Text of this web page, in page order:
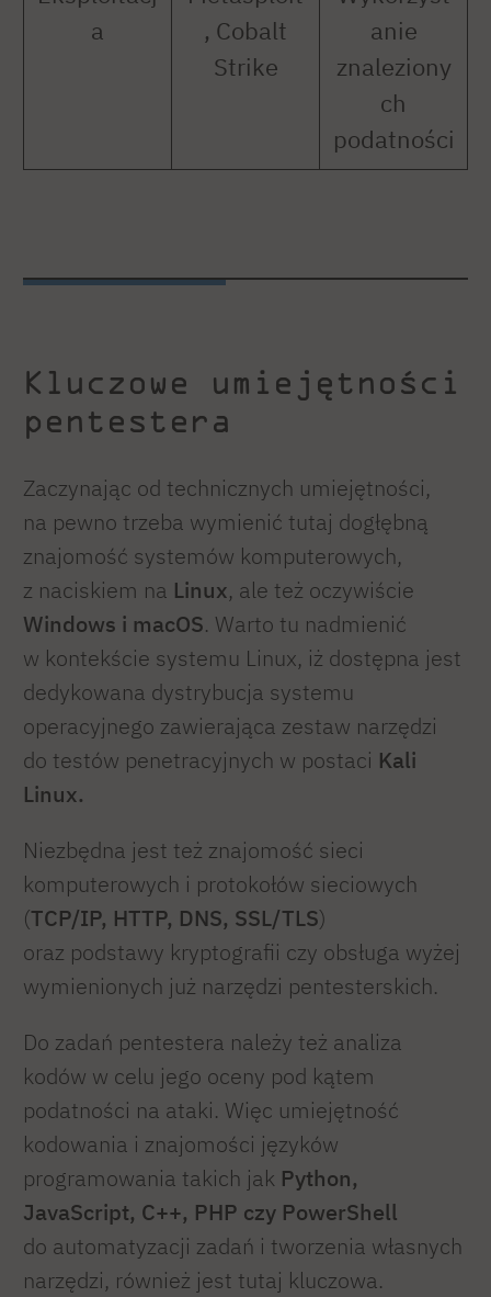
a
, Cobalt
Strike
anie
znaleziony
ch
podatności
Kluczowe umiejętności
pentestera
Zaczynając od technicznych umiejętności,
na pewno trzeba wymienić tutaj dogłębną
znajomość systemów komputerowych,
z naciskiem na Linux, ale też oczywiście
Windows i macOS. Warto tu nadmienić
w kontekście systemu Linux, iż dostępna jest
dedykowana dystrybucja systemu
operacyjnego zawierająca zestaw narzędzi
do testów penetracyjnych w postaci Kali
Linux.
Niezbędna jest też znajomość sieci
komputerowych i protokołów sieciowych
(TCP/IP, HTTP, DNS, SSL/TLS)
oraz podstawy kryptografii czy obsługa wyżej
wymienionych już narzędzi pentesterskich.
Do zadań pentestera należy też analiza
kodów w celu jego oceny pod kątem
podatności na ataki. Więc umiejętność
kodowania i znajomości języków
programowania takich jak Python,
JavaScript, C++, PHP czy PowerShell
do automatyzacji zadań i tworzenia własnych
narzędzi, również jest tutaj kluczowa.